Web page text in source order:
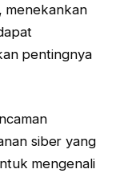
menekankan
pentingnya
siber yang
mengenali